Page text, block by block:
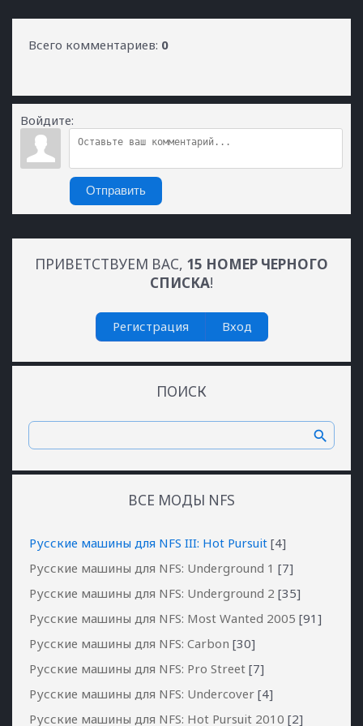
Всего комментариев: 0
Войдите:
Отправить
ПРИВЕТСТВУЕМ ВАС, 15 НОМЕР ЧЕРНОГО
СПИСКА!
Регистрация Вход
ПОИСК
ВСЕ МОДЫ NFS
Русские машины для NFS III: Hot Pursuit [4]
Русские машины для NFS: Underground 1 [7]
Русские машины для NFS: Underground 2 [35]
Русские машины для NFS: Most Wanted 2005 [91]
Русские машины для NFS: Carbon [30]
Русские машины для NFS: Pro Street [7]
Русские машины для NFS: Undercover [4]
Русские машины для NFS: Hot Pursuit 2010 [2]